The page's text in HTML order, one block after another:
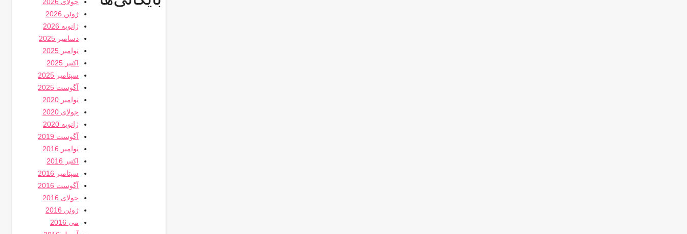
ژوئن 2026
ژانویه 2026
دسامبر 2025
نوامبر 2025
اکتبر 2025
سپتامبر 2025
آگوست 2025
نوامبر 2020
جولای 2020
ژانویه 2020
آگوست 2019
نوامبر 2016
اکتبر 2016
سپتامبر 2016
آگوست 2016
جولای 2016
ژوئن 2016
می 2016